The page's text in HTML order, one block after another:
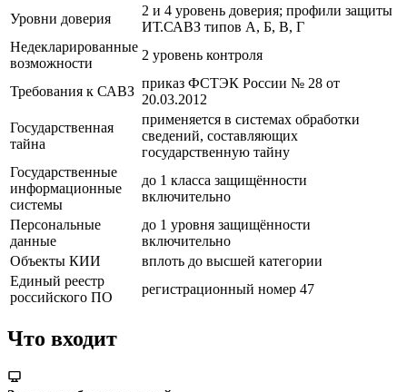
Уровни доверия
2 и 4 уровень доверия; профили защиты
ИТ.САВЗ типов А, Б, В, Г
Недекларированные
возможности
2 уровень контроля
Требования к САВЗ
приказ ФСТЭК России № 28 от
20.03.2012
Государственная
тайна
применяется в системах обработки
сведений, составляющих
государственную тайну
Государственные
информационные
системы
до 1 класса защищённости
включительно
Персональные
данные
до 1 уровня защищённости
включительно
Объекты КИИ
вплоть до высшей категории
Единый реестр
российского ПО
регистрационный номер 47
Что входит